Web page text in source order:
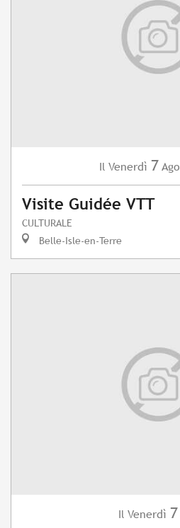
Il Venerdì 7 Ago
Visite Guidée VTT
CULTURALE
Belle-Isle-en-Terre
Il Venerdì 7